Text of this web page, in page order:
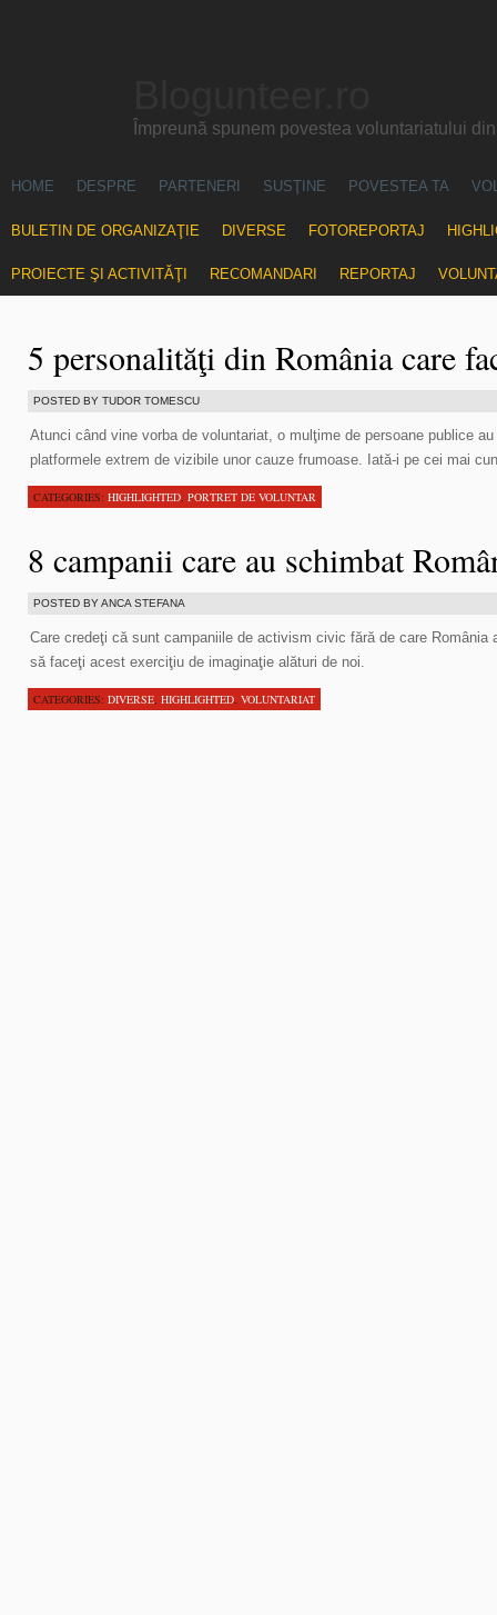
Împreună spunem povestea voluntariatului
HOME DESPRE PARTENERI SUSŢINE POVESTEA TA
BULETIN DE ORGANIZAŢIE DIVERSE FOTOREPORTAJ
PROIECTE ŞI ACTIVITĂŢI RECOMANDARI REPORTAJ
5 personalităţi din România care
POSTED BY TUDOR TOMESCU
Atunci când vine vorba de voluntariat, o mulţime de persoane publice
platformele extrem de vizibile unor cauze frumoase. Iată-i pe cei mai
CATEGORIES: HIGHLIGHTED, PORTRET DE VOLUNTAR
8 campanii care au schimbat
POSTED BY ANCA STEFANA
Care credeţi că sunt campaniile de activism civic fără de care
să faceţi acest exerciţiu de imaginaţie alături de noi.
CATEGORIES: DIVERSE, HIGHLIGHTED, VOLUNTARIAT